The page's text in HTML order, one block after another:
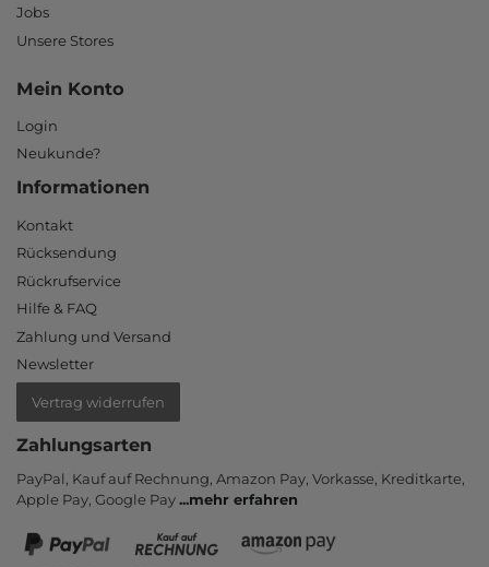
Jobs
Unsere Stores
Mein Konto
Login
Neukunde?
Informationen
Kontakt
Rücksendung
Rückrufservice
Hilfe & FAQ
Zahlung und Versand
Newsletter
Vertrag widerrufen
Zahlungsarten
PayPal, Kauf auf Rechnung, Amazon Pay, Vor­kasse, Kredit­karte,
Apple Pay, Google Pay...mehr erfahren